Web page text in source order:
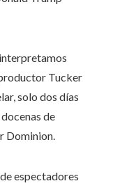
Tucker
solo dos días
de
Dominion.
espectadores